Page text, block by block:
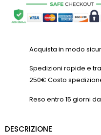
Acquista in modo
Spedizioni rapide e
250€ Costo
Reso entro 15 giorni
DESCRIZIONE